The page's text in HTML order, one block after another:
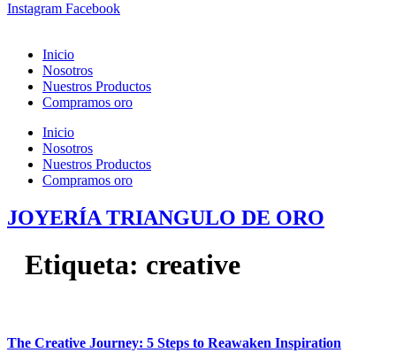
Instagram Facebook
Inicio
Nosotros
Nuestros Productos
Compramos oro
Inicio
Nosotros
Nuestros Productos
Compramos oro
JOYERÍA TRIANGULO DE ORO
Etiqueta: creative
The Creative Journey: 5 Steps to Reawaken Inspiration